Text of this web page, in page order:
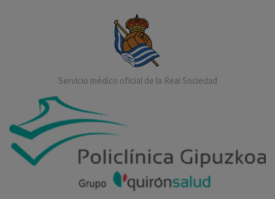
Servicio médico oficial de la Real Sociedad